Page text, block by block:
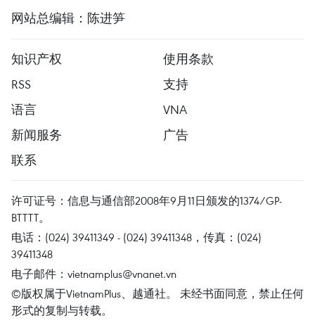
网站总编辑：陈进笋
知识产权
使用条款
RSS
支持
语言
VNA
新闻服务
广告
联系
许可证号：信息与通信部2008年9月11日颁发的1374/GP-
BTTTT。
电话：(024) 39411349 - (024) 39411348，传真：(024)
39411348
电子邮件： vietnamplus@vnanet.vn
©版权属于VietnamPlus、越通社。 未经书面同意，禁止任何
形式的复制与转载。